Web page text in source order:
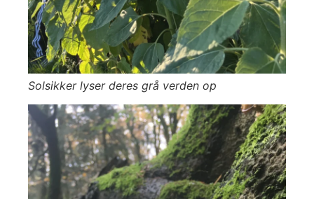
Solsikker lyser deres grå verden op